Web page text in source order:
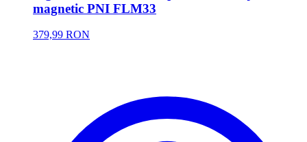
magnetic PNI FLM33
379,99 RON